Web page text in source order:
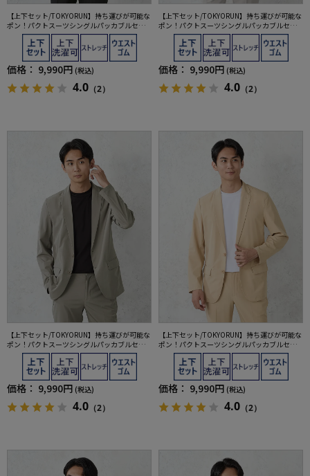
【上下セット/TOKYORUN】持ち運びが可能な
ポン！パクトスーツシングルパッカブルセッ
トアップ
価格： 9,990円 (税込)
4.0 （2）
【上下セット/TOKYORUN】持ち運びが可能な
ポン！パクトスーツシングルパッカブルセッ
トアップ
価格： 9,990円 (税込)
4.0 （2）
【上下セット/TOKYORUN】持ち運びが可能な
ポン！パクトスーツシングルパッカブルセッ
トアップ
価格： 9,990円 (税込)
4.0 （2）
【上下セット/TOKYORUN】持ち運びが可能な
ポン！パクトスーツシングルパッカブルセッ
トアップ
価格： 9,990円 (税込)
4.0 （2）